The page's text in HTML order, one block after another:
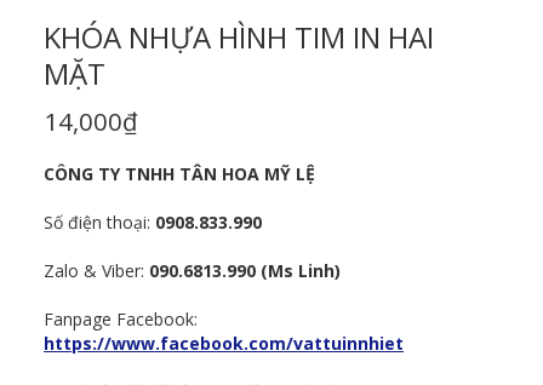
KHÓA NHỰA HÌNH TIM IN HAI
MẶT
14,000₫
CÔNG TY TNHH TÂN HOA MỸ LỆ
Số điện thoại: 0908.833.990
Zalo & Viber: 090.6813.990 (Ms Linh)
Fanpage Facebook:
https://www.facebook.com/vattuinnhiet